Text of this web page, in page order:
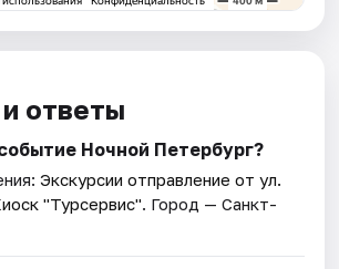
ответы
Ночной Петербург?
Экскурсии отправление от ул.
"Турсервис". Город — Санкт-